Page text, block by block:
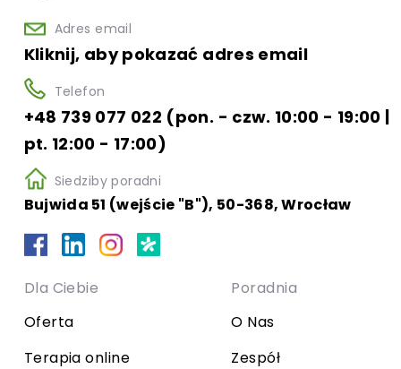
Adres email
Kliknij, aby pokazać adres email
Telefon
+48 739 077 022 (pon. - czw. 10:00 - 19:00 |
pt. 12:00 - 17:00)
Siedziby poradni
Bujwida 51 (wejście "B"), 50-368, Wrocław
Dla Ciebie
Oferta
Terapia online
Poradnia
O Nas
Zespół